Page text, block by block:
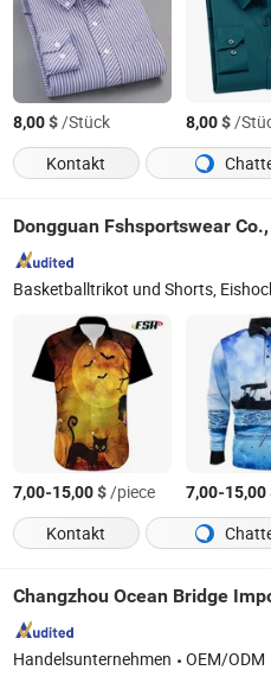
8,00$/Stück 8,00$/
Kontakt
Dongguan Fshsportswear
7,00-15,00$/piece 7,00-15,00
Kontakt
Changzhou Ocean Bridge
Handelsunternehmen OEM/ODM